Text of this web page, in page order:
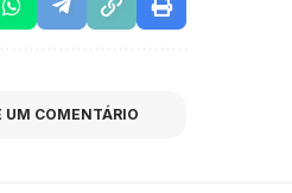
UM COMENTÁRIO